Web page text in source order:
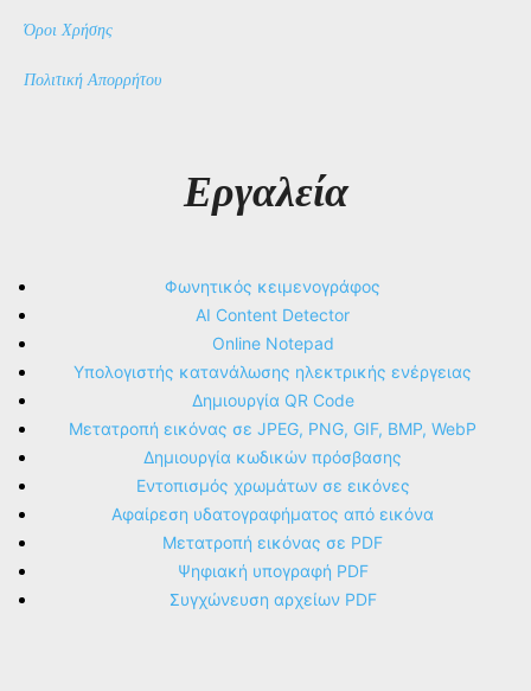
Όροι Χρήσης
Πολιτική Απορρήτου
Εργαλεία
Φωνητικός κειμενογράφος
AI Content Detector
Online Notepad
Υπολογιστής κατανάλωσης ηλεκτρικής ενέργειας
Δημιουργία QR Code
Μετατροπή εικόνας σε JPEG, PNG, GIF, BMP, WebP
Δημιουργία κωδικών πρόσβασης
Εντοπισμός χρωμάτων σε εικόνες
Αφαίρεση υδατογραφήματος από εικόνα
Μετατροπή εικόνας σε PDF
Ψηφιακή υπογραφή PDF
Συγχώνευση αρχείων PDF